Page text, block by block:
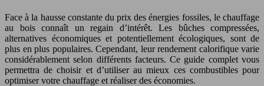
Face à la hausse constante du prix des énergies fossiles, le chauffage
au bois connaît un regain d’intérêt. Les bûches compressées,
alternatives économiques et potentiellement écologiques, sont de
plus en plus populaires. Cependant, leur rendement calorifique varie
considérablement selon différents facteurs. Ce guide complet vous
permettra de choisir et d’utiliser au mieux ces combustibles pour
optimiser votre chauffage et réaliser des économies.